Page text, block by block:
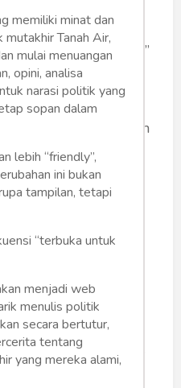
terjadi.
Siapa nama kamu?”
terasa menusuk
kelas I IPA 1,
tegar. Dengan wajah
emosi, dia
atas tulisan di
yang tidak pantas,”
tersebut
gemuruhlah seisi
persoalan
Sejarah murka.
hari itu. Banyak
memiliki minat dan
Tanah Air,
mulai menuangan
opini, analisa
narasi politik yang
sopan dalam
lebih “friendly”,
ini bukan
tampilan, tetapi
“terbuka untuk
menjadi web
menulis politik
secara bertutur,
tentang
yang mereka alami,